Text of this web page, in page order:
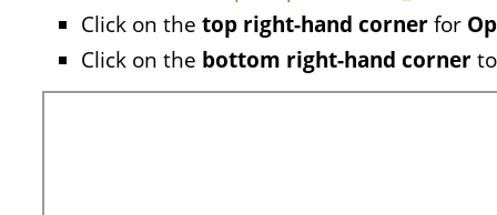
Click on the top right-hand cornerfor
Click on the bottom right-hand corner